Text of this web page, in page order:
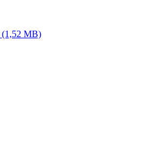
(1,52 MB)